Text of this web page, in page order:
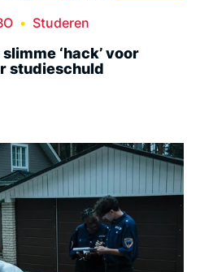
Studeren
‘hack’ voor
studieschuld